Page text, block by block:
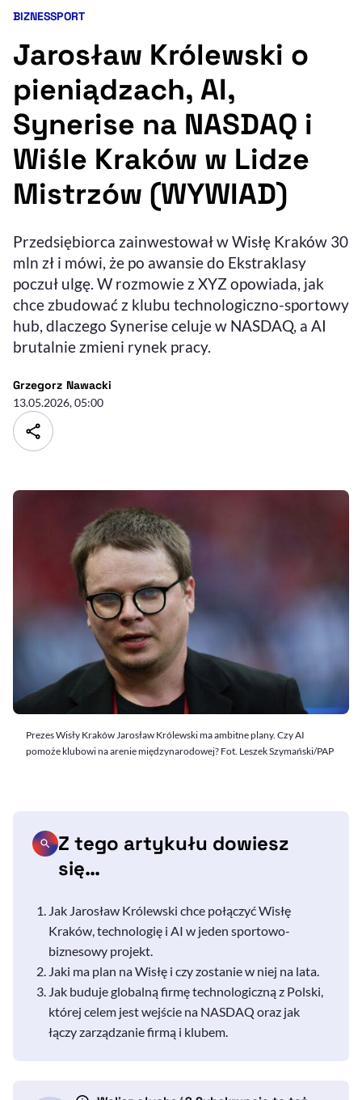
Ułatwienia dostępności wspierają:
Sprawdź, jak i dlaczego zwiększamy dostępność, otwiera się w nowym
Deklaracja dostępności , otwiera się w nowym oknie
Zgłoś problem
, otwiera się w
Kategorie artykułu:
BIZNESSPORT
Jarosław Królewski o
pieniądzach, AI,
Synerise na NASDAQ i
Wiśle Kraków w Lidze
Mistrzów (WYWIAD)
Przedsiębiorca zainwestował w Wisłę Kraków 30
mln zł i mówi, że po awansie do Ekstraklasy
poczuł ulgę. W rozmowie z XYZ opowiada, jak
chce zbudować z klubu technologiczno-sportowy
hub, dlaczego Synerise celuje w NASDAQ, a AI
brutalnie zmieni rynek pracy.
Grzegorz Nawacki
13.05.2026, 05:00
Prezes Wisły Kraków Jarosław Królewski ma ambitne plany. Czy AI
pomoże klubowi na arenie międzynarodowej? Fot. Leszek Szymański/PAP
Z tego artykułu dowiesz
się…
Jak Jarosław Królewski chce połączyć Wisłę
Kraków, technologię i AI w jeden sportowo-
biznesowy projekt.
Jaki ma plan na Wisłę i czy zostanie w niej na lata.
Jak buduje globalną firmę technologiczną z Polski,
której celem jest wejście na NASDAQ oraz jak
łączy zarządzanie firmą i klubem.